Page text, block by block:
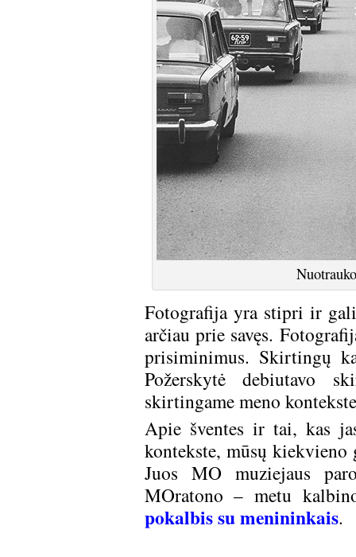
Fotografija yra stipri ir
arčiau prie savęs.
prisiminimus. Skirtingų
Požerskytė debiutavo
skirtingame meno
Apie šventes ir tai, kas
kontekste, mūsų
Juos MO muziejaus
MOratono – metu
pokalbis su menininkais.